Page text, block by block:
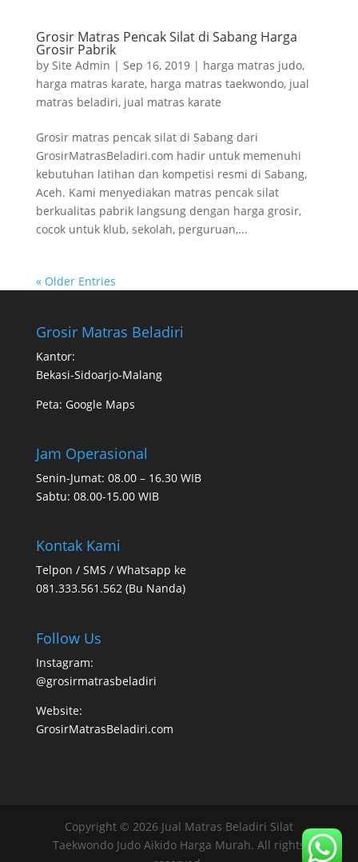
Grosir Matras Pencak Silat di Sabang Harga
Grosir Pabrik
by Site Admin | Sep 16, 2019| harga matras judo,
harga matras karate, harga matras taekwondo, jual
matras beladiri, jual matras karate
Grosir matras pencak silat di Sabang dari
GrosirMatrasBeladiri.com hadir untuk memenuhi
kebutuhan latihan dan kompetisi resmi di Sabang,
Aceh. Kami menyediakan matras pencak silat
berkualitas pabrik langsung dengan harga grosir,
cocok untuk klub, sekolah, perguruan,...
« Older Entries
Grosir Matras Beladiri
Kantor:
Bekasi-Sidoarjo-Malang
Peta: Google Maps
Jam Operasional
Senin-Jumat: 08.00 – 16.30 WIB
Sabtu: 08.00-15.00 WIB
Kontak Kami
Telpon / SMS / Whatsapp ke
081.333.561.562 (Bu Nanda)
Follow Us
Instagram:
@grosirmatrasbeladiri
Website:
GrosirMatrasBeladiri.com
Copyright © 2026 Jual Matras Beladiri Silat
Taekwondo Judo Aikido Harga Murah. All rights